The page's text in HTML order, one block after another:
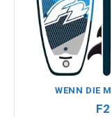
WENN DIE